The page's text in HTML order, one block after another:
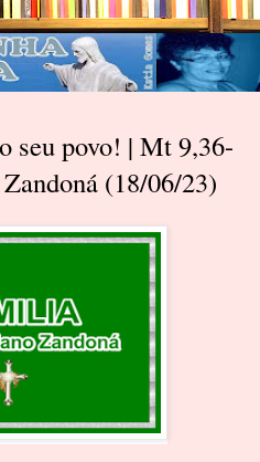
seu povo! | Mt 9,36-
(18/06/23)